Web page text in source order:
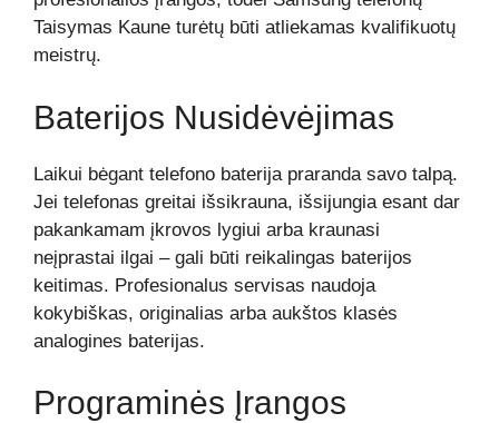
Taisymas Kaune turėtų būti atliekamas kvalifikuotų
meistrų.
Baterijos Nusidėvėjimas
Laikui bėgant telefono baterija praranda savo talpą.
Jei telefonas greitai išsikrauna, išsijungia esant dar
pakankamam įkrovos lygiui arba kraunasi
neįprastai ilgai – gali būti reikalingas baterijos
keitimas. Profesionalus servisas naudoja
kokybiškas, originalias arba aukštos klasės
analogines baterijas.
Programinės Įrangos